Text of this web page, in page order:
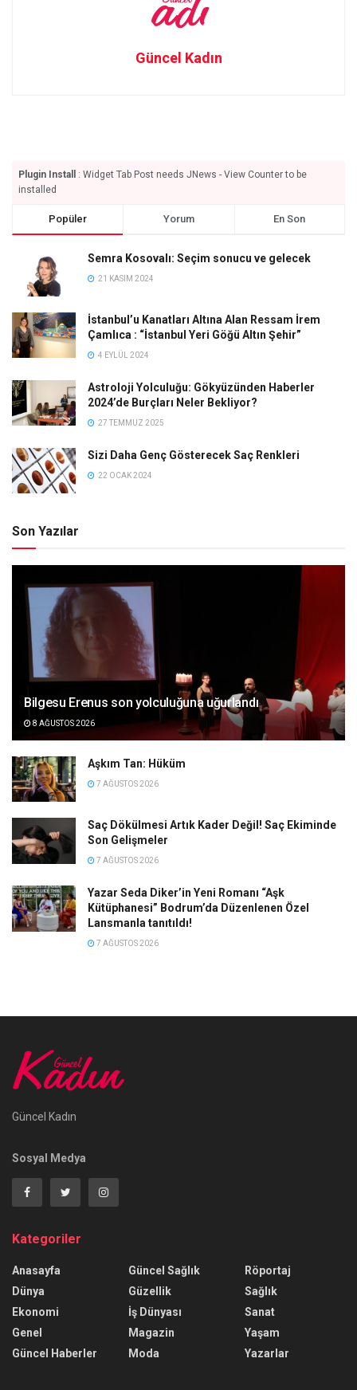
Güncel Kadın
Plugin Install
: Widget Tab Post needs JNews - View Counter to be
installed
Popüler Yorum En Son
Semra Kosovalı: Seçim sonucu ve gelecek
21 KASIM 2024
İstanbul’u Kanatları Altına Alan Ressam İrem
Çamlıca : “İstanbul Yeri Göğü Altın Şehir”
4 EYLÜL 2024
Astroloji Yolculuğu: Gökyüzünden Haberler
2024’de Burçları Neler Bekliyor?
27 TEMMUZ 2025
Sizi Daha Genç Gösterecek Saç Renkleri
22 OCAK 2024
Son Yazılar
Bilgesu Erenus son yolculuğuna uğurlandı
8 AĞUSTOS 2026
Aşkım Tan: Hüküm
7 AĞUSTOS 2026
Saç Dökülmesi Artık Kader Değil! Saç Ekiminde
Son Gelişmeler
7 AĞUSTOS 2026
Yazar Seda Diker’in Yeni Romanı “Aşk
Kütüphanesi” Bodrum’da Düzenlenen Özel
Lansmanla tanıtıldı!
7 AĞUSTOS 2026
Güncel Kadın
Sosyal Medya
Kategoriler
Anasayfa
Dünya
Ekonomi
Genel
Güncel Haberler
Güncel Sağlık
Güzellik
İş Dünyası
Magazin
Moda
Röportaj
Sağlık
Sanat
Yaşam
Yazarlar